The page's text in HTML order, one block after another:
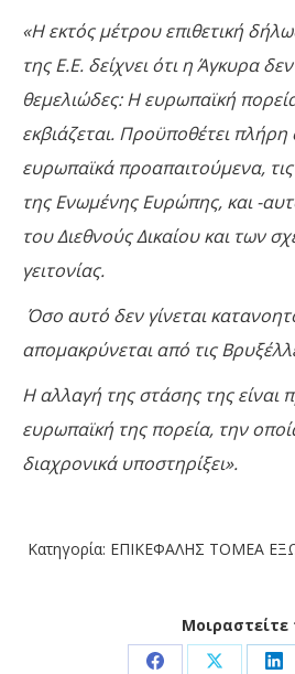
«Η εκτός μέτρου επιθετική
της Ε.Ε. δείχνει ότι η Άγκυρα
θεμελιώδες: Η ευρωπαϊκή
εκβιάζεται. Προϋποθέτει
ευρωπαϊκά προαπαιτούμενα, τις
της Ενωμένης Ευρώπης, και -
του Διεθνούς Δικαίου και των
γειτονίας.
Όσο αυτό δεν γίνεται
απομακρύνεται από τις
Η αλλαγή της στάσης της είναι
ευρωπαϊκή της πορεία, την
διαχρονικά υποστηρίξει».
Κατηγορία: ΕΠΙΚΕΦΑΛΗΣ ΤΟΜΕΑ
Μοιραστείτε